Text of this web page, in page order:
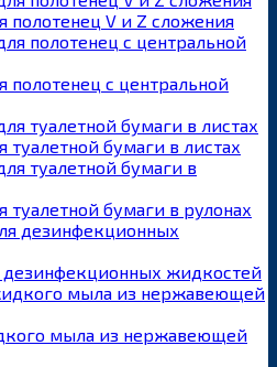
полотенец V и Z сложения
полотенец с центральной
туалетной бумаги в листах
туалетной бумаги в рулонах
дезинфекционных жидкостей
мыла из нержавеющей